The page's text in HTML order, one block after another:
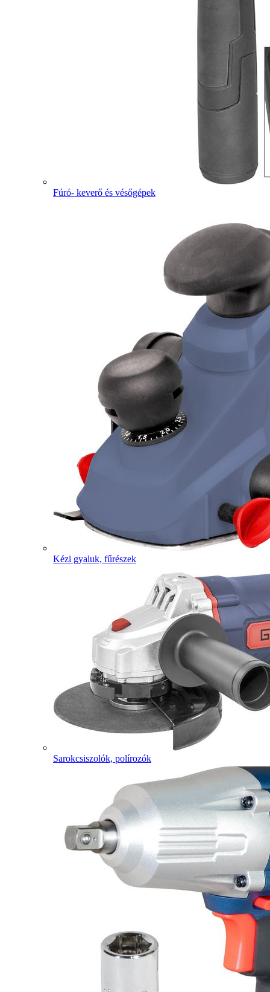
Fúró- keverő és vésőgépek
Kézi gyaluk, fűrészek
Sarokcsiszolók, polírozók